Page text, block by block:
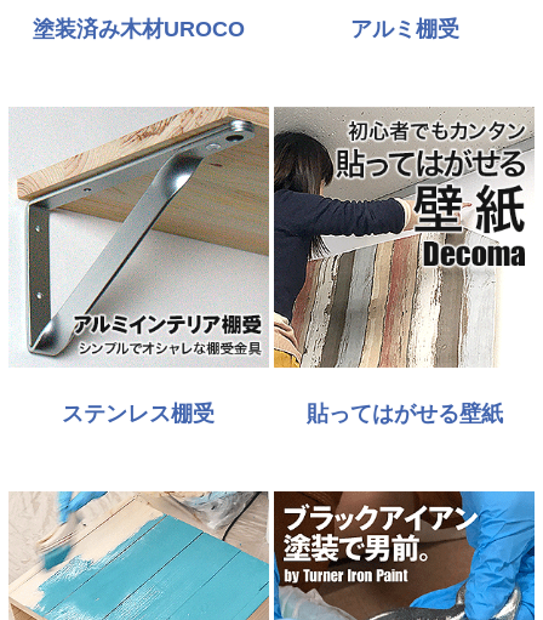
塗装済み木材UROCO アルミ棚受
ステンレス棚受 貼ってはがせる壁紙